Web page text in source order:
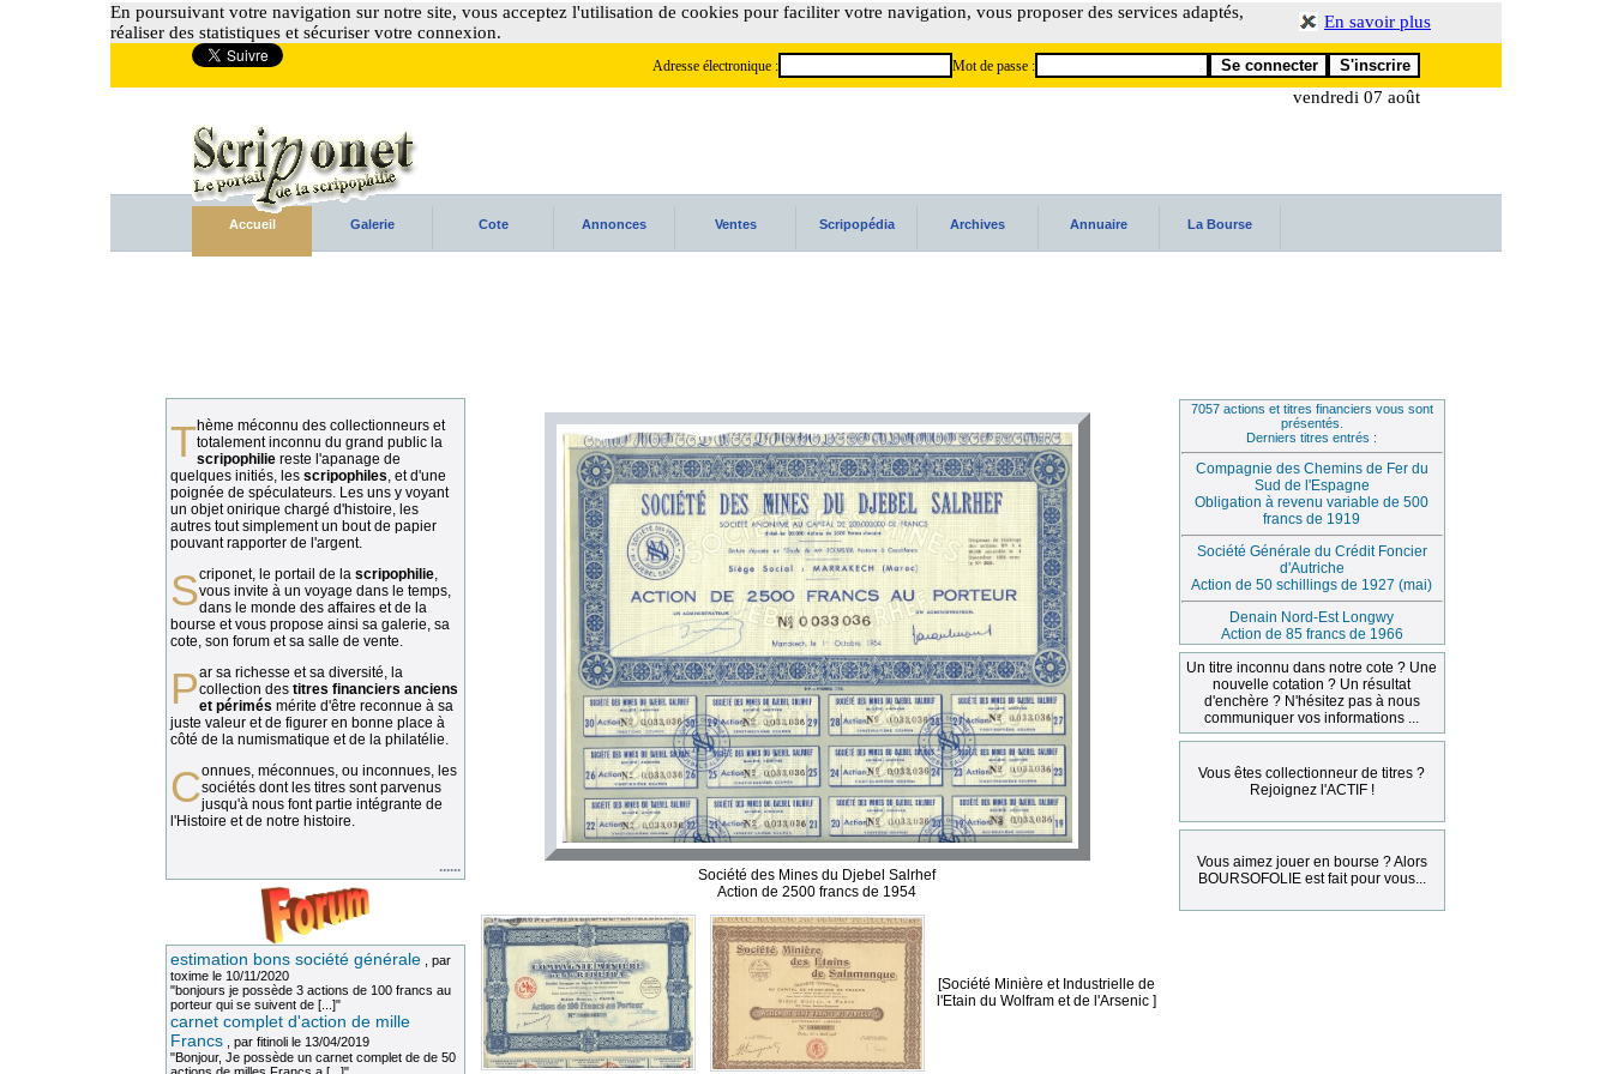
En poursuivant votre navigation sur notre site, vous acceptez l'utilisation de cookies pour faciliter votre navigation, vous proposer des services adaptés,
réaliser des statistiques et sécuriser votre connexion.
En savoir plus
Adresse électronique : Mot de passe :
vendredi 07 août
Accueil Galerie Cote Annonces Ventes Scripopédia Archives Annuaire La Bourse
Thème méconnu des collectionneurs ettotalement inconnu du grand public la
scripophilie reste l'apanage de
quelques initiés, les scripophiles, et d'une
poignée de spéculateurs. Les uns y voyant
un objet onirique chargé d'histoire, les
autres tout simplement un bout de papier
pouvant rapporter de l'argent.
Scriponet, le portail de la scripophilie,
vous invite à un voyage dans le temps,
dans le monde des affaires et de la
bourse et vous propose ainsi sa galerie, sa
cote, son forum et sa salle de vente.
Par sa richesse et sa diversité, lacollection des titres financiers anciens
et périmés mérite d'être reconnue à sa
juste valeur et de figurer en bonne place à
côté de la numismatique et de la philatélie.
Connues, méconnues, ou inconnues, lessociétés dont les titres sont parvenus
jusqu'à nous font partie intégrante de
l'Histoire et de notre histoire.
......
estimation bons société générale , par
toxime le 10/11/2020
"bonjours je possède 3 actions de 100 francs au
porteur qui se suivent de [...]"
carnet complet d'action de mille
Francs , par fitinoli le 13/04/2019
"Bonjour, Je possède un carnet complet de de 50
Société des Mines du Djebel Salrhef
Action de 2500 francs de 1954
[Société Minière et Industrielle de
l'Etain du Wolfram et de l'Arsenic ]
7057 actions et titres financiers vous sont
présentés.
Derniers titres entrés :
Compagnie des Chemins de Fer du
Sud de l'Espagne
Obligation à revenu variable de 500
francs de 1919
Société Générale du Crédit Foncier
d'Autriche
Action de 50 schillings de 1927 (mai)
Denain Nord-Est Longwy
Action de 85 francs de 1966
Un titre inconnu dans notre cote ? Une
nouvelle cotation ? Un résultat
d'enchère ? N'hésitez pas à nous
communiquer vos informations ...
Vous êtes collectionneur de titres ?
Rejoignez l'ACTIF !
Vous aimez jouer en bourse ? Alors
BOURSOFOLIE est fait pour vous...